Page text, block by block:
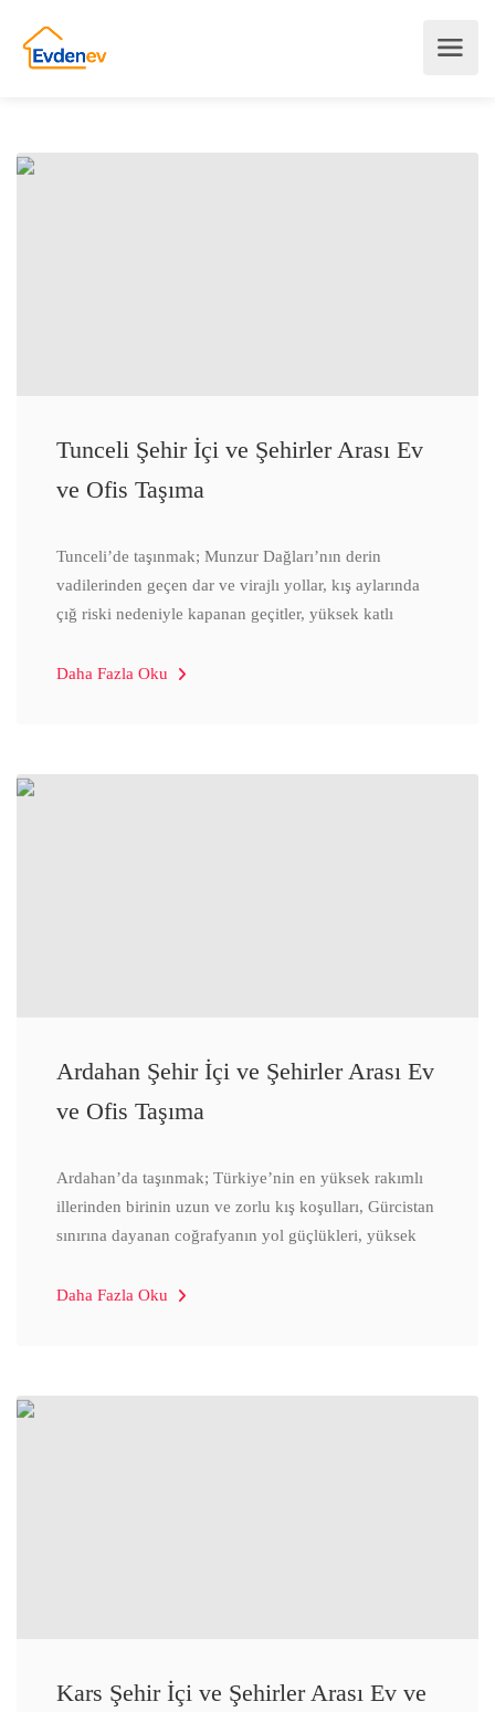
Tunceli Şehir İçi ve Şehirler Arası Ev
ve Ofis Taşıma
Tunceli’de taşınmak; Munzur Dağları’nın derin
vadilerinden geçen dar ve virajlı yollar, kış aylarında
çığ riski nedeniyle kapanan geçitler, yüksek katlı
Daha Fazla Oku
Ardahan Şehir İçi ve Şehirler Arası Ev
ve Ofis Taşıma
Ardahan’da taşınmak; Türkiye’nin en yüksek rakımlı
illerinden birinin uzun ve zorlu kış koşulları, Gürcistan
sınırına dayanan coğrafyanın yol güçlükleri, yüksek
Daha Fazla Oku
Kars Şehir İçi ve Şehirler Arası Ev ve